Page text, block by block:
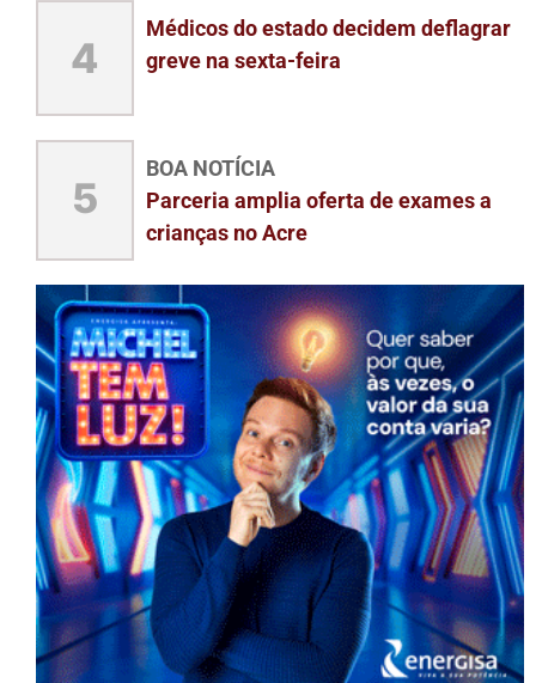
4
Médicos do estado decidem deflagrar
greve na sexta-feira
5
BOA NOTÍCIA
Parceria amplia oferta de exames a
crianças no Acre